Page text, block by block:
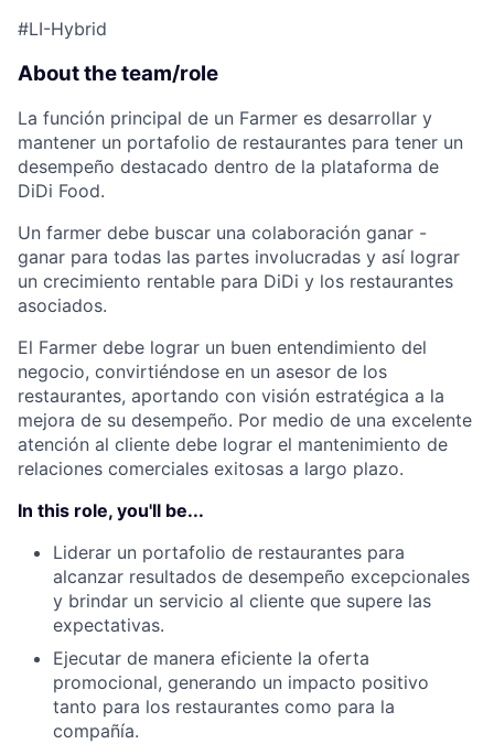
#LI-Hybrid
About the team/role
La función principal de un Farmer es desarrollar y
mantener un portafolio de restaurantes para tener un
desempeño destacado dentro de la plataforma de
DiDi Food.
Un farmer debe buscar una colaboración ganar -
ganar para todas las partes involucradas y así lograr
un crecimiento rentable para DiDi y los restaurantes
asociados.
El Farmer debe lograr un buen entendimiento del
negocio, convirtiéndose en un asesor de los
restaurantes, aportando con visión estratégica a la
mejora de su desempeño. Por medio de una excelente
atención al cliente debe lograr el mantenimiento de
relaciones comerciales exitosas a largo plazo.
In this role, you'll be...
Liderar un portafolio de restaurantes para
alcanzar resultados de desempeño excepcionales
y brindar un servicio al cliente que supere las
expectativas.
Ejecutar de manera eficiente la oferta
promocional, generando un impacto positivo
tanto para los restaurantes como para la
compañía.